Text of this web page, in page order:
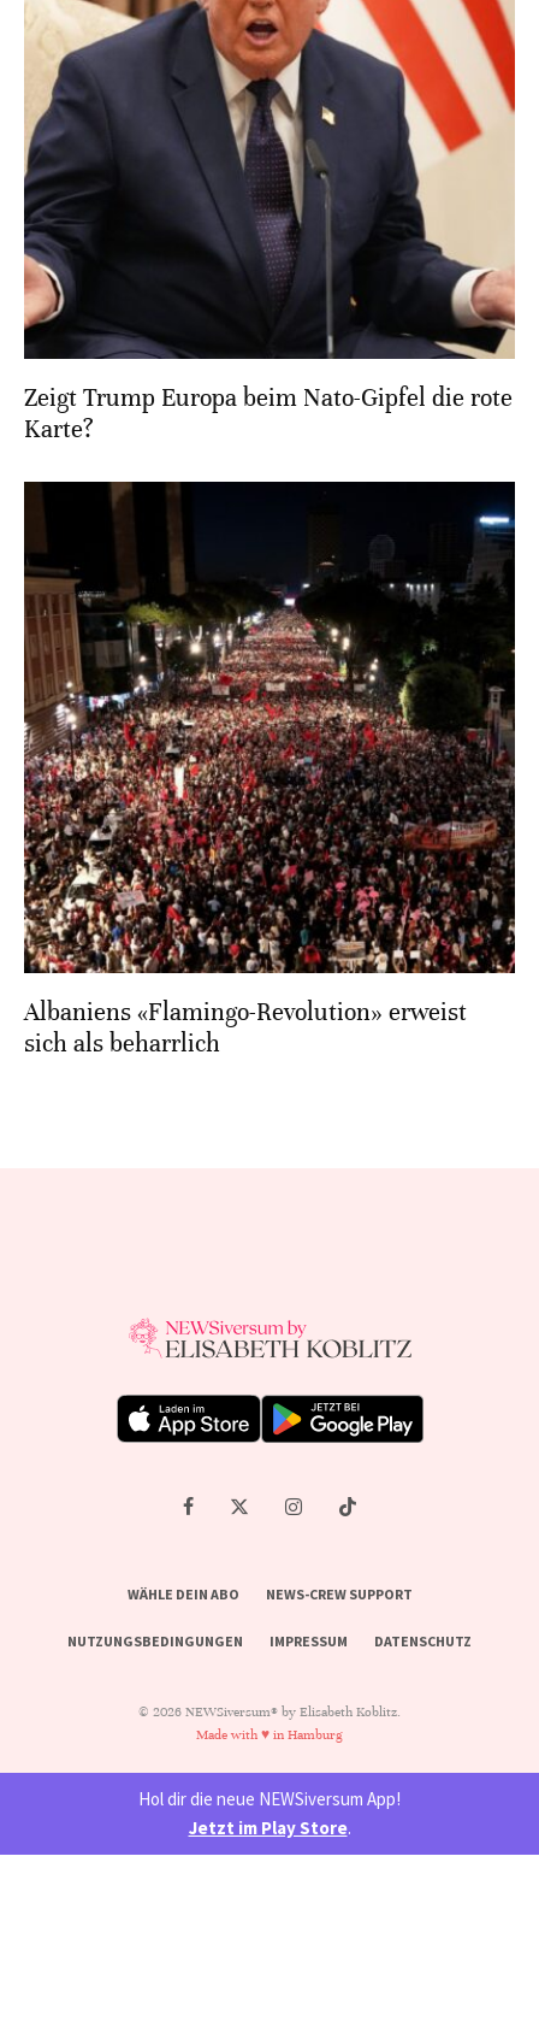
Zeigt Trump Europa beim Nato-Gipfel die rote
Karte?
Albaniens «Flamingo-Revolution» erweist
sich als beharrlich
WÄHLE DEIN ABO NEWS-CREW SUPPORT
NUTZUNGSBEDINGUNGEN IMPRESSUM DATENSCHUTZ
© 2026 NEWSiversum® by Elisabeth Koblitz.
Made with ♥ in Hamburg
Hol dir die neue NEWSiversum App!
Jetzt im Play Store.